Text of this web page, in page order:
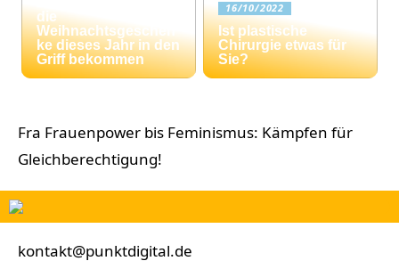
die
Weihnachtsgeschen
ke dieses Jahr in den
Griff bekommen
16/10/2022
Ist plastische
Chirurgie etwas für
Sie?
Fra Frauenpower bis Feminismus: Kämpfen für
Gleichberechtigung!
kontakt@punktdigital.de